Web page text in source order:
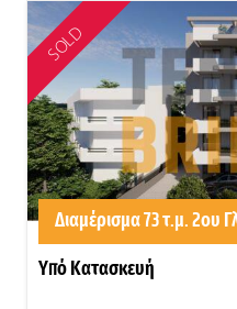
SOLD
Διαμέρισμα 73 τ.μ. 2ου
Υπό Κατασκευή